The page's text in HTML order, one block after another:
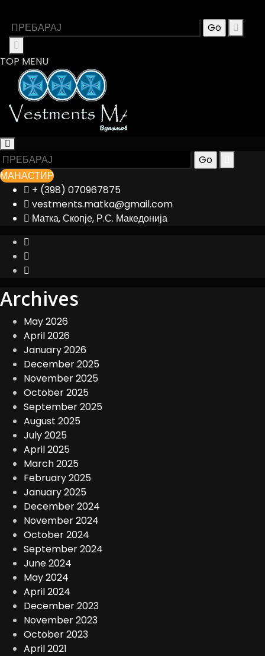
TOP MENU
МАНАСТИР
+ (398) 070967875
vestments.matka@gmail.com
Матка, Скопје, Р.С. Македонија
Archives
May 2026
April 2026
January 2026
December 2025
November 2025
October 2025
September 2025
August 2025
July 2025
April 2025
March 2025
February 2025
January 2025
December 2024
November 2024
October 2024
September 2024
June 2024
May 2024
April 2024
December 2023
November 2023
October 2023
April 2021